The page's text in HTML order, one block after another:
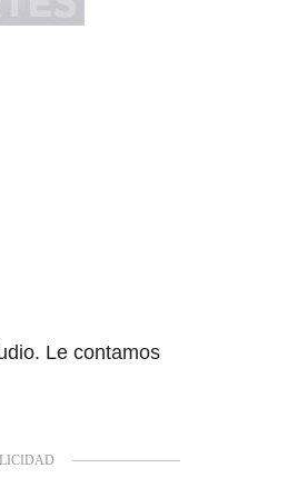
Le contamos